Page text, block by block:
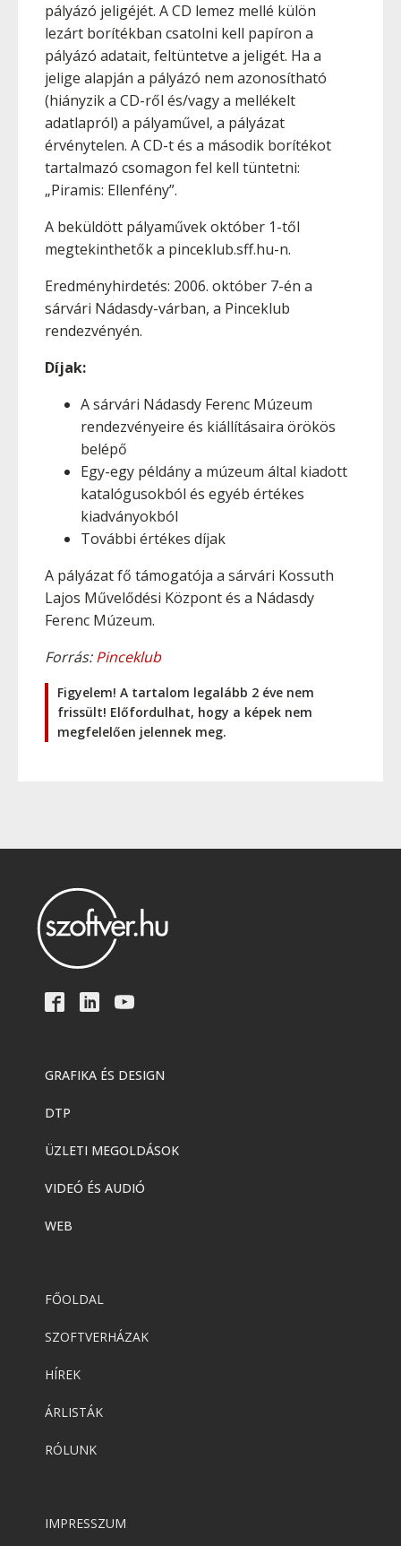
pályázó jeligéjét. A CD lemez mellé külön
lezárt borítékban csatolni kell papíron a
pályázó adatait, feltüntetve a jeligét. Ha a
jelige alapján a pályázó nem azonosítható
(hiányzik a CD-ről és/vagy a mellékelt
adatlapról) a pályaművel, a pályázat
érvénytelen. A CD-t és a második borítékot
tartalmazó csomagon fel kell tüntetni:
„Piramis: Ellenfény”.
A beküldött pályaművek október 1-től
megtekinthetők a pinceklub.sff.hu-n.
Eredményhirdetés: 2006. október 7-én a
sárvári Nádasdy-várban, a Pinceklub
rendezvényén.
Díjak:
A sárvári Nádasdy Ferenc Múzeum
rendezvényeire és kiállításaira örökös
belépő
Egy-egy példány a múzeum által kiadott
katalógusokból és egyéb értékes
kiadványokból
További értékes díjak
A pályázat fő támogatója a sárvári Kossuth
Lajos Művelődési Központ és a Nádasdy
Ferenc Múzeum.
Forrás:Pinceklub
Figyelem! A tartalom legalább 2 éve nem
frissült! Előfordulhat, hogy a képek nem
megfelelően jelennek meg.
GRAFIKA ÉS DESIGN
DTP
ÜZLETI MEGOLDÁSOK
VIDEÓ ÉS AUDIÓ
WEB
FŐOLDAL
SZOFTVERHÁZAK
HÍREK
ÁRLISTÁK
RÓLUNK
IMPRESSZUM